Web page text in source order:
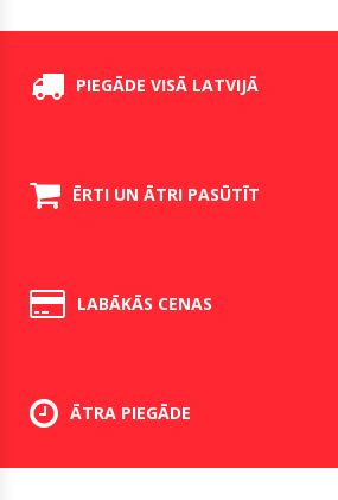
PIEGĀDE VISĀ LATVIJĀ
ĒRTI UN ĀTRI PASŪTĪT
LABĀKĀS CENAS
ĀTRA PIEGĀDE